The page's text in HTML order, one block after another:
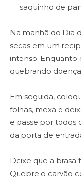
saquinho de
Na manhã do Dia
secas em um
intenso. Enquanto
quebrando
Em seguida,
folhas, mexa e
e passe por todos
da porta de
Deixe que a brasa
Quebre o carvão